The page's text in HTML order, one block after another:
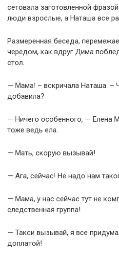
сетовала заготовленной
люди взрослые, а Наташа все
Размеренная беседа,
чередом, как вдруг Дима
стол.
— Мама! – вскричала Наташа. –
добавила?
— Ничего особенного, — Елена
тоже ведь ела.
— Мать, скорую вызывай!
— Ага, сейчас! Не надо нам
— Мама, у нас сейчас тут не
следственная группа!
— Такси вызывай, я все
доплатой!